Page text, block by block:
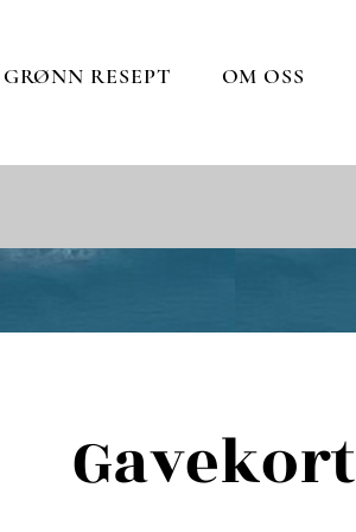
GRØNN RESEPT OM OSS
Gavekort